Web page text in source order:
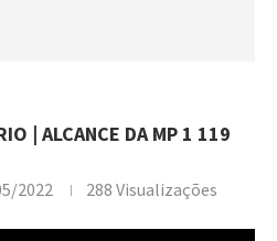
| ALCANCE DA MP 1 119
2022 288 Visualizações